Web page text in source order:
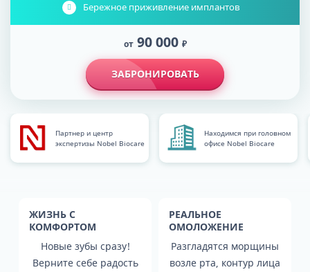
Бережное приживление имплантов
от90 000 ₽
ЗАБРОНИРОВАТЬ
Партнер и центр
экспертизы Nobel Biocare
Находимся при головном
офисе Nobel Biocare
ЖИЗНЬ С
КОМФОРТОМ
Новые зубы сразу!
Верните себе радость
РЕАЛЬНОЕ
ОМОЛОЖЕНИЕ
Разгладятся морщины
возле рта, контур лица